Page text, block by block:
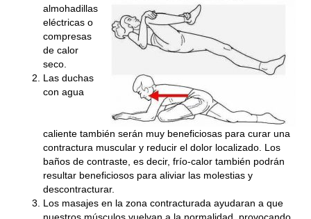
almohadillas
eléctricas o
compresas
de calor
seco.
Lasduchas
con agua
calientetambién serán muy beneficiosas para curar una
contractura muscular y reducir el dolor localizado. Los
baños de contraste , es decir, frío-calor también podrán
resultar beneficiosos para aliviar las molestias y
descontracturar.
Los masajes en la zona contracturadaayudaran a que